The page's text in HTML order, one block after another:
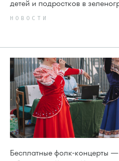
детей и подростков в
НОВОСТИ
Бесплатные фолк-концерты —